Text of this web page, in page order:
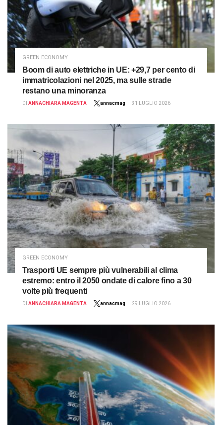
GREEN ECONOMY
Boom di auto elettriche in UE: +29,7 per cento di
immatricolazioni nel 2025, ma sulle strade
restano una minoranza
DI ANNACHIARA MAGENTA annacmag 31 LUGLIO 2026
GREEN ECONOMY
Trasporti UE sempre più vulnerabili al clima
estremo: entro il 2050 ondate di calore fino a 30
volte più frequenti
DI ANNACHIARA MAGENTA annacmag 29 LUGLIO 2026